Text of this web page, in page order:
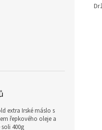
extra Irské máslo s
řepkového oleje a
400g